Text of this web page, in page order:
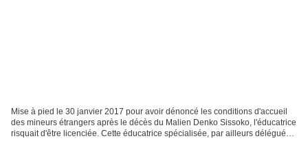
Mise à pied le 30 janvier 2017 pour avoir dénoncé les conditions d'accueil
des mineurs étrangers après le décès du Malien Denko Sissoko, l'éducatrice
risquait d'être licenciée. Cette éducatrice spécialisée, par ailleurs déléguée